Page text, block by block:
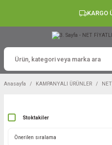
KARGO
Anasayfa KAMPANYALI ÜRÜNLER
Stoktakiler